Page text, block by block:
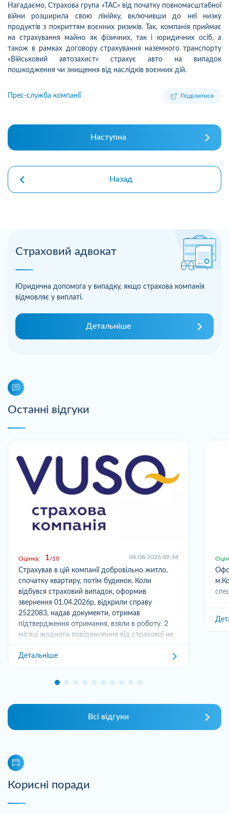
Страховий адвокат
Юридична допомога у випадку, якщо страхова компанія
відмовляє у виплаті.
Детальніше
Останні відгуки
Оцінка: 1 10 06.08.2026 09:34
Страхував в цій компанії добровільно житло,
спочатку квартиру, потім будинок. Коли
відбувся страховий випадок, оформив
звернення 01.04.2026р, відкрили справу
2522083, надав документи, отримав
підтвердження отримання, взяли в роботу. 2
місяці жодного повідомлення від страхової не
отримував,...
Детальніше
Всі відгуки
Корисні поради
Нагадаємо, Страхова група «ТАС» від початку повномасштабної
війни розширила свою лінійку, включивши до неї низку
продуктів з покриттям воєнних ризиків. Так, компанія приймає
на страхування майно як фізичних, так і юридичних осіб, а
також в рамках договору страхування наземного транспорту
«Військовий автозахист» страхує авто на випадок
пошкодження чи знищення від наслідків воєнних дій.
Прес-служба компанії Поділитися
Наступна
Назад